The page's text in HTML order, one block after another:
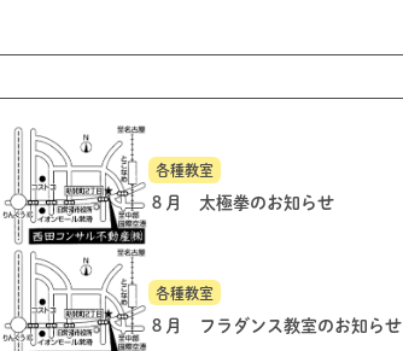
各種教室
８月 太極拳のお知らせ
各種教室
８月 フラダンス教室のお知らせ